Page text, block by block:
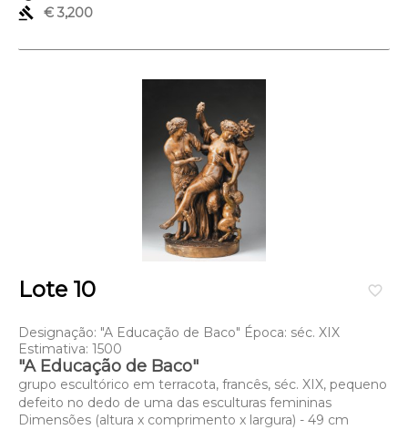
gavel
€ 3,200
favorite_border
Lote 10
Designação: "A Educação de Baco" Época: séc. XIX
Estimativa: 1500
"A Educação de Baco"
grupo escultórico em terracota, francês, séc. XIX, pequeno
defeito no dedo de uma das esculturas femininas
Dimensões (altura x comprimento x largura) - 49 cm